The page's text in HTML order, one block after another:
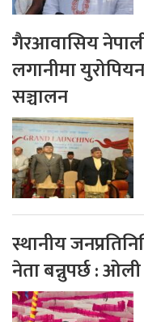
गैरआवासिय
लगानीमा
सञ्चालन
स्थानीय
नेता बन्नुपर्छ : ओली